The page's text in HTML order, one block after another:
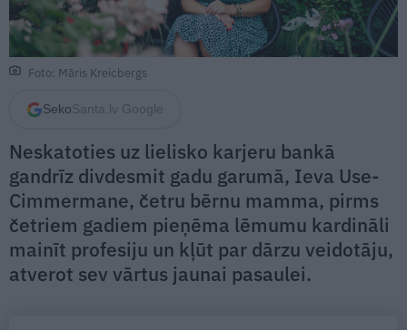
Foto: Māris Kreicbergs
Seko Santa.lv Google
Neskatoties uz lielisko karjeru bankā
gandrīz divdesmit gadu garumā, Ieva Use-
Cimmermane, četru bērnu mamma, pirms
četriem gadiem pieņēma lēmumu kardināli
mainīt profesiju un kļūt par dārzu veidotāju,
atverot sev vārtus jaunai pasaulei.